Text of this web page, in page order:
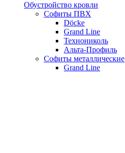
Обустройство кровли
Софиты ПВХ
Döcke
Grand Line
Технониколь
Альта-Профиль
Софиты металлические
Grand Line